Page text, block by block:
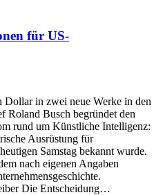
für US-
in zwei neue Werke in den
Roland Busch begründet den
rund um Künstliche Intelligenz:
Ausrüstung für
Samstag bekannt wurde.
nach eigenen Angaben
Die Entscheidung…